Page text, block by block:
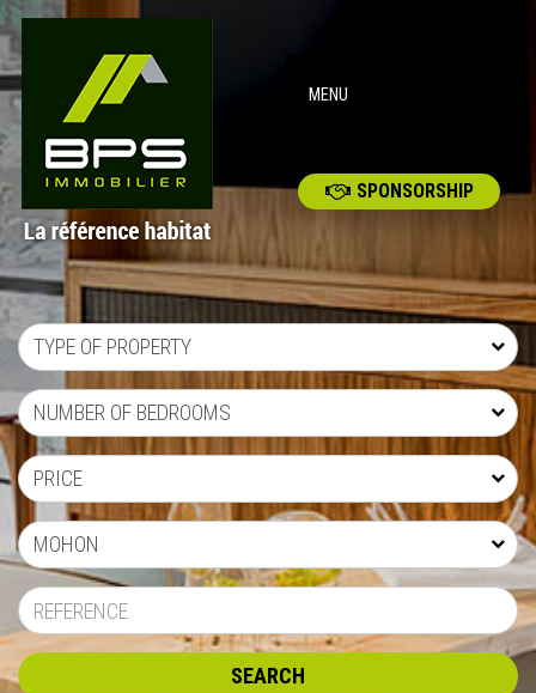
MENU
SPONSORSHIP
TYPE OF PROPERTY
NUMBER OF BEDROOMS
PRICE
MOHON
SEARCH